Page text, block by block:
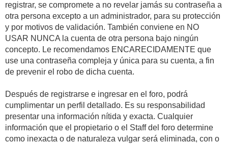
registrar, se compromete a no revelar jamás su contraseña a
otra persona excepto a un administrador, para su protección
y por motivos de validación. También conviene en NO
USAR NUNCA la cuenta de otra persona bajo ningún
concepto. Le recomendamos ENCARECIDAMENTE que
use una contraseña compleja y única para su cuenta, a fin
de prevenir el robo de dicha cuenta.
Después de registrarse e ingresar en el foro, podrá
cumplimentar un perfil detallado. Es su responsabilidad
presentar una información nítida y exacta. Cualquier
información que el propietario o el Staff del foro determine
como inexacta o de naturaleza vulgar será eliminada, con o